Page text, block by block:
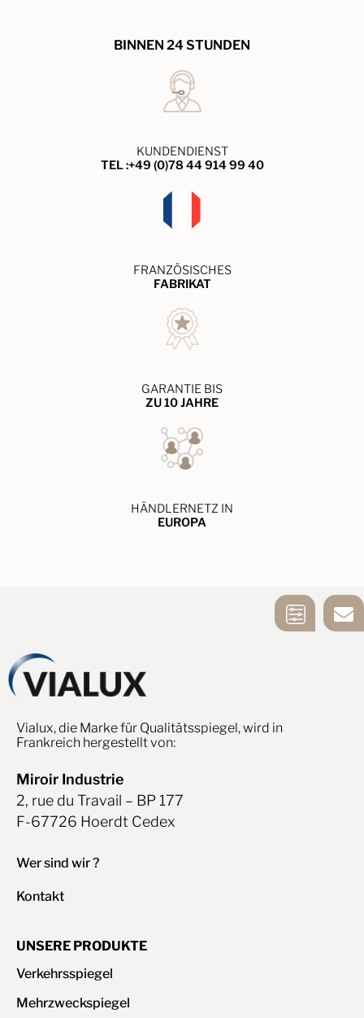
BINNEN 24 STUNDEN
KUNDENDIENST
TEL :+49 (0)78 44 914 99 40
FRANZÖSISCHES
FABRIKAT
GARANTIE BIS
ZU 10 JAHRE
HÄNDLERNETZ IN
EUROPA
KONTAKTIERE
UNS
Vialux, die Marke für Qualitätsspiegel, wird in
Frankreich hergestellt von:
Miroir Industrie
2, rue du Travail – BP 177
F-67726 Hoerdt Cedex
Wer sind wir ?
Kontakt
UNSERE PRODUKTE
Verkehrsspiegel
Mehrzweckspiegel